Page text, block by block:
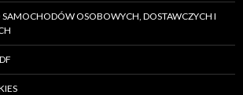
SAMOCHODÓW OSOBOWYCH, DOSTAWCZYCH I